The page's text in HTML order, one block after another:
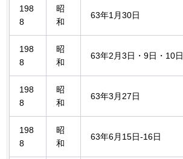
198
8
昭
和
63年1月30日
198
8
昭
和
63年2月3日・9日・10日
198
8
昭
和
63年3月27日
198
8
昭
和
63年6月15日-16日